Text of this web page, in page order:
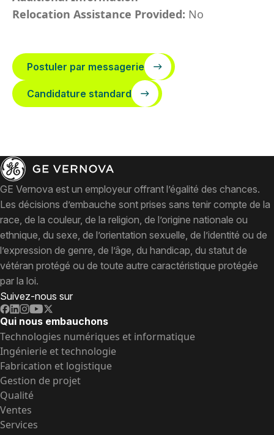
Relocation Assistance Provided: No
Postuler par messagerie
Candidature standard
GE Vernova est un employeur offrant l’égalité des chances.
Les décisions d’embauche sont prises sans tenir compte de la
race, de la couleur, de la religion, de l’origine nationale ou
ethnique, du sexe, de l’orientation sexuelle, de l’identité ou de
l’expression de genre, de l’âge, du handicap, du statut de
vétéran protégé ou de toute autre caractéristique protégée
par la loi.
Suivez-nous sur
Qui nous embauchons
Technologies numériques et informatique
Ingénierie et technologie
Fabrication et logistique
Gestion de projet
Qualité
Ventes
Services